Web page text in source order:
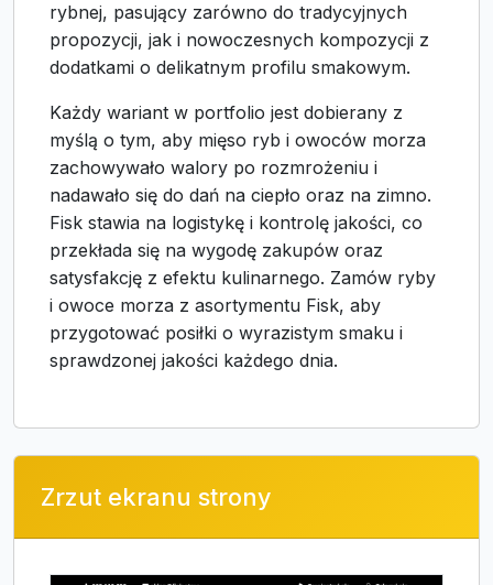
rybnej, pasujący zarówno do tradycyjnych
propozycji, jak i nowoczesnych kompozycji z
dodatkami o delikatnym profilu smakowym.
Każdy wariant w portfolio jest dobierany z
myślą o tym, aby mięso ryb i owoców morza
zachowywało walory po rozmrożeniu i
nadawało się do dań na ciepło oraz na zimno.
Fisk stawia na logistykę i kontrolę jakości, co
przekłada się na wygodę zakupów oraz
satysfakcję z efektu kulinarnego. Zamów ryby
i owoce morza z asortymentu Fisk, aby
przygotować posiłki o wyrazistym smaku i
sprawdzonej jakości każdego dnia.
Zrzut ekranu strony